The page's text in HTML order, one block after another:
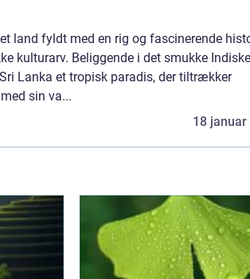
land fyldt med en rig og fascinerende
kulturarv. Beliggende i det smukke Indiske
Lanka et tropisk paradis, der tiltrækker
sin va...
18 januar